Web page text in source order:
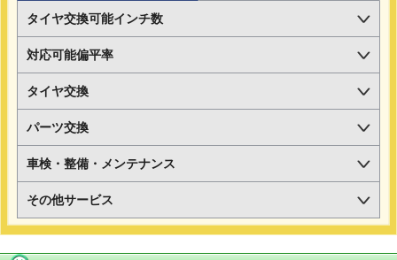
タイヤ交換可能インチ数
対応可能偏平率
タイヤ交換
パーツ交換
車検・整備・メンテナンス
その他サービス